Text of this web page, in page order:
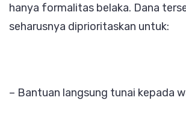
hanya formalitas belaka. Dana
seharusnya diprioritaskan untuk:
– Bantuan langsung tunai kepada